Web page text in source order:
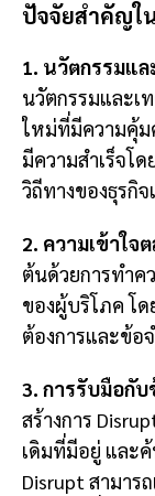
ปัจจัยสำคัญใ
1. นวัตกรรมแล
นวัตกรรมและเ
ใหม่ที่มีความคุ้ม
มีความสำเร็จโ
วิถีทางของธุรกิ
2. ความเข้าใจ
ต้นด้วยการทำค
ของผู้บริโภค โ
ต้องการและข้อ
3. การรับมือกั
สร้างการ
เดิมที่มีอยู่ และ
Disrupt สามาร